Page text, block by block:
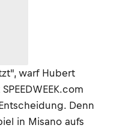
warf Hubert
Denn
in Misano aufs